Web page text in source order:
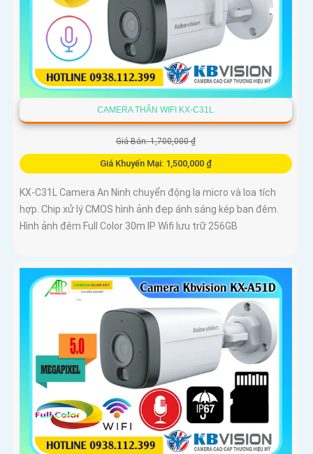
CAMERA THÂN WIFI KX-C31L
Giá Bán: 1,700,000 ₫
Giá Khuyến Mại: 1,500,000 ₫
KX-C31L Camera An Ninh chuyển động lạ micro và loa tích
hợp. Chip xử lý CMOS hình ảnh đẹp ánh sáng kép ban đêm.
Hình ảnh đêm Full Color 30m IP Wifi lưu trữ 256GB